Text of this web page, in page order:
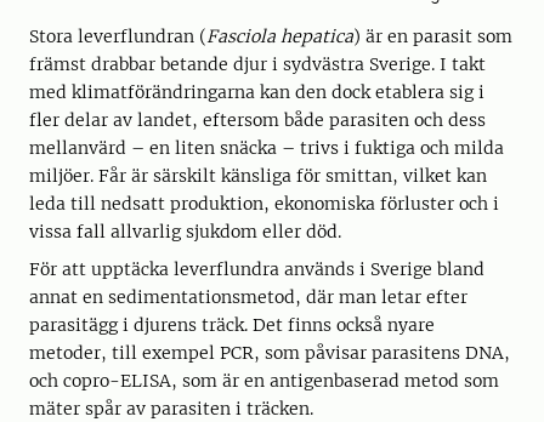
Stora leverflundran (Fasciola hepatica) är en parasit som
främst drabbar betande djur i sydvästra Sverige. I takt
med klimatförändringarna kan den dock etablera sig i
fler delar av landet, eftersom både parasiten och dess
mellanvärd – en liten snäcka – trivs i fuktiga och milda
miljöer. Får är särskilt känsliga för smittan, vilket kan
leda till nedsatt produktion, ekonomiska förluster och i
vissa fall allvarlig sjukdom eller död.
För att upptäcka leverflundra används i Sverige bland
annat en sedimentationsmetod, där man letar efter
parasitägg i djurens träck. Det finns också nyare
metoder, till exempel PCR, som påvisar parasitens DNA,
och copro-ELISA, som är en antigenbaserad metod som
mäter spår av parasiten i träcken.